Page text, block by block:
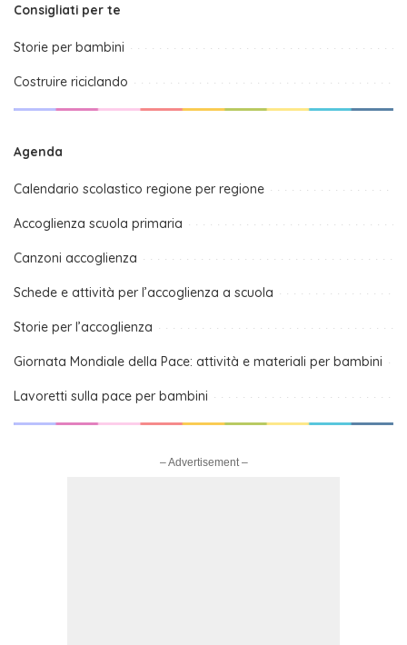
Consigliati per te
Storie per bambini
Costruire riciclando
Agenda
Calendario scolastico regione per regione
Accoglienza scuola primaria
Canzoni accoglienza
Schede e attività per l’accoglienza a scuola
Storie per l’accoglienza
Giornata Mondiale della Pace: attività e materiali per bambini
Lavoretti sulla pace per bambini
– Advertisement –